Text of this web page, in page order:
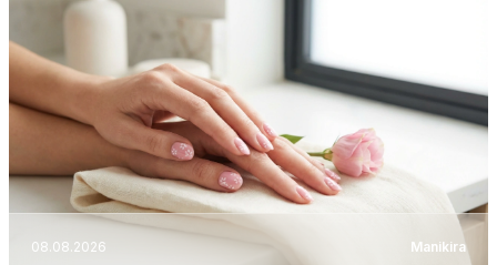
08.08.2026 Manikira